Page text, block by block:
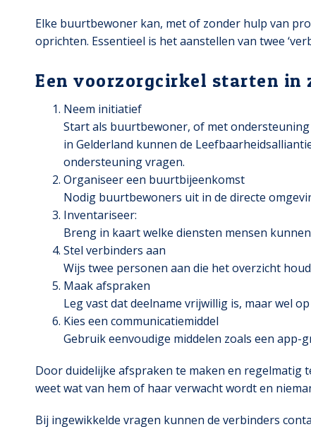
Elke buurtbewoner kan, met of zonder hulp van
oprichten. Essentieel is het aanstellen van twee
Een voorzorgcirkel starten in
Neem initiatief
Start als buurtbewoner, of met
in Gelderland kunnen de
ondersteuning vragen.
Organiseer een buurtbijeenkomst
Nodig buurtbewoners uit in de directe
Inventariseer:
Breng in kaart welke diensten mensen
Stel verbinders aan
Wijs twee personen aan die het overzicht
Maak afspraken
Leg vast dat deelname vrijwillig is, maar wel
Kies een communicatiemiddel
Gebruik eenvoudige middelen zoals een app-
Door duidelijke afspraken te maken en regelmatig
weet wat van hem of haar verwacht wordt en
Bij ingewikkelde vragen kunnen de verbinders